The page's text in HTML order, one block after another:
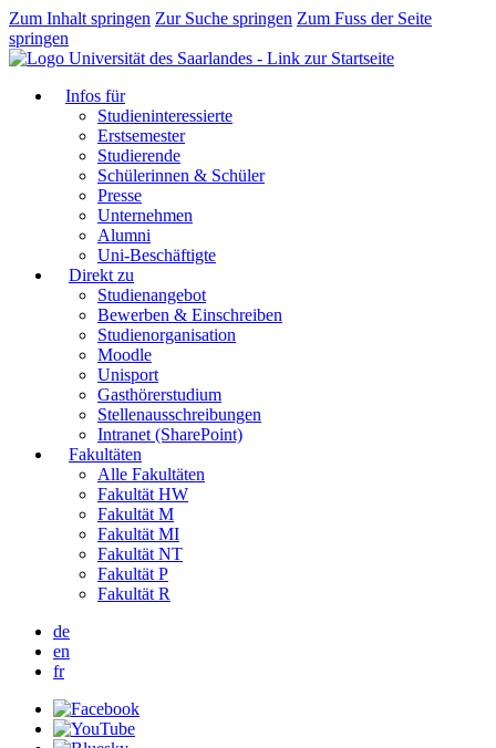
Zum Inhalt springen Zur Suche springen Zum Fuss der Seite
springen
Infos für
Studieninteressierte
Erstsemester
Studierende
Schülerinnen & Schüler
Presse
Unternehmen
Alumni
Uni-Beschäftigte
Direkt zu
Studienangebot
Bewerben & Einschreiben
Studienorganisation
Moodle
Unisport
Gasthörerstudium
Stellenausschreibungen
Intranet (SharePoint)
Fakultäten
Alle Fakultäten
Fakultät HW
Fakultät M
Fakultät MI
Fakultät NT
Fakultät P
Fakultät R
de
en
fr